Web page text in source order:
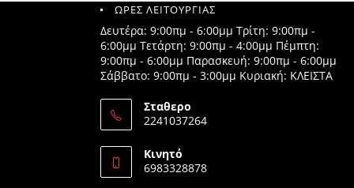
ΩΡΕΣ ΛΕΙΤΟΥΡΓΙΑΣ
Δευτέρα: 9:00πμ - 6:00μμ Τρίτη: 9:00πμ -
6:00μμ Τετάρτη: 9:00πμ - 4:00μμ Πέμπτη:
9:00πμ - 6:00μμ Παρασκευή: 9:00πμ - 6:00μμ
Σάββατο: 9:00πμ - 3:00μμ Κυριακή: ΚΛΕΙΣΤΑ
Σταθερο
2241037264
in
your
Κινητό
6983328878